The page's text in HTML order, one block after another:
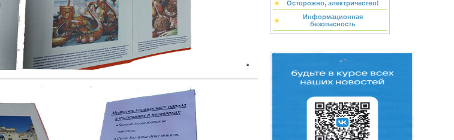
Осторожно, электричество!
Информационная
безопасность